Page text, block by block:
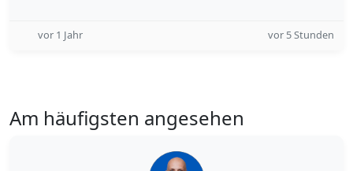
vor 1 Jahr vor 5 Stunden
Am häufigsten angesehen